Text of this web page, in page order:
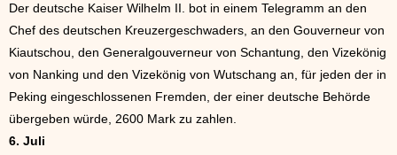
Der deutsche Kaiser Wilhelm II. bot in einem Telegramm an den
Chef des deutschen Kreuzergeschwaders, an den Gouverneur von
Kiautschou, den Generalgouverneur von Schantung, den Vizekönig
von Nanking und den Vizekönig von Wutschang an, für jeden der in
Peking eingeschlossenen Fremden, der einer deutsche Behörde
übergeben würde, 2600 Mark zu zahlen.
6. Juli